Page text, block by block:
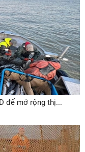
để mở rộng thị...